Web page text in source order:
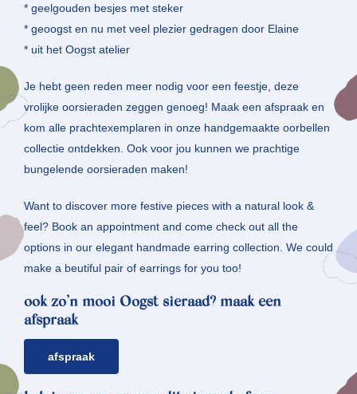
* geelgouden besjes met steker
* geoogst en nu met veel plezier gedragen door Elaine
* uit het Oogst atelier
Je hebt geen reden meer nodig voor een feestje, deze
vrolijke oorsieraden zeggen genoeg! Maak een afspraak en
kom alle prachtexemplaren in onze handgemaakte oorbellen
collectie ontdekken. Ook voor jou kunnen we prachtige
bungelende oorsieraden maken!
Want to discover more festive pieces with a natural look &
feel? Book an appointment and come check out all the
options in our elegant handmade earring collection. We could
make a beutiful pair of earrings for you too!
ook zo’n mooi Oogst sieraad? maak een
afspraak
afspraak